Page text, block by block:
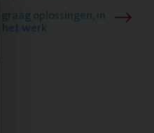
graag oplossingen, in
het werk